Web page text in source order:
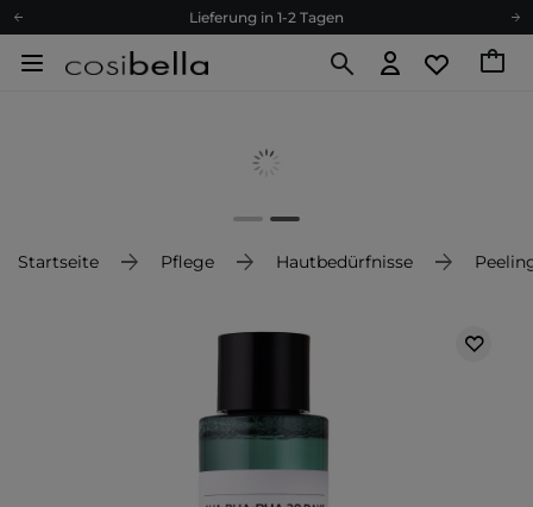
Lieferung in 1-2 Tagen
Empfehle uns weiter und sammle noch mehr Punkte
Versand nach Deutschland und Österreich
Lieferung in 1-2 Tagen
Empfehle uns weiter und sammle noch mehr Punkte
Ökologie
Startseite Pflege Hautbedürfnisse